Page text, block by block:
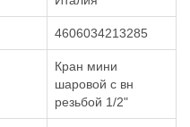
4606034213285
Кран мини
шаровой с вн
резьбой 1/2"